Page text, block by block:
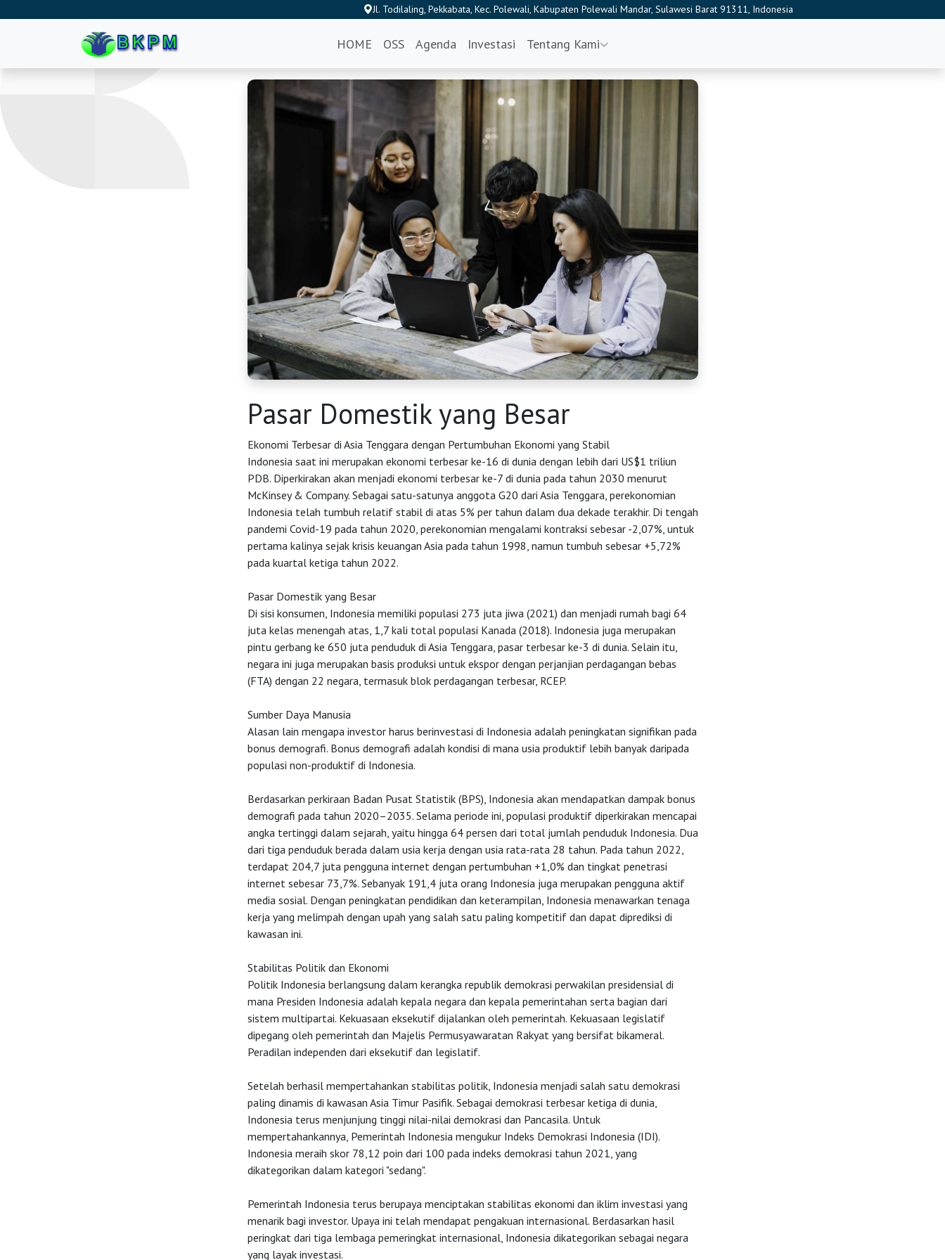
Jl. Todilaling, Pekkabata, Kec. Polewali, Kabupaten Polewali Mandar, Sulawesi Barat 91311, Indonesia
HOME OSS Agenda Investasi Tentang Kami
Pasar Domestik yang Besar
Ekonomi Terbesar di Asia Tenggara dengan Pertumbuhan Ekonomi yang Stabil
Indonesia saat ini merupakan ekonomi terbesar ke-16 di dunia dengan lebih dari US$1 triliun
PDB. Diperkirakan akan menjadi ekonomi terbesar ke-7 di dunia pada tahun 2030 menurut
McKinsey & Company. Sebagai satu-satunya anggota G20 dari Asia Tenggara, perekonomian
Indonesia telah tumbuh relatif stabil di atas 5% per tahun dalam dua dekade terakhir. Di tengah
pandemi Covid-19 pada tahun 2020, perekonomian mengalami kontraksi sebesar -2,07%, untuk
pertama kalinya sejak krisis keuangan Asia pada tahun 1998, namun tumbuh sebesar +5,72%
pada kuartal ketiga tahun 2022.
Pasar Domestik yang Besar
Di sisi konsumen, Indonesia memiliki populasi 273 juta jiwa (2021) dan menjadi rumah bagi 64
juta kelas menengah atas, 1,7 kali total populasi Kanada (2018). Indonesia juga merupakan
pintu gerbang ke 650 juta penduduk di Asia Tenggara, pasar terbesar ke-3 di dunia. Selain itu,
negara ini juga merupakan basis produksi untuk ekspor dengan perjanjian perdagangan bebas
(FTA) dengan 22 negara, termasuk blok perdagangan terbesar, RCEP.
Sumber Daya Manusia
Alasan lain mengapa investor harus berinvestasi di Indonesia adalah peningkatan signifikan pada
bonus demografi. Bonus demografi adalah kondisi di mana usia produktif lebih banyak daripada
populasi non-produktif di Indonesia.
Berdasarkan perkiraan Badan Pusat Statistik (BPS), Indonesia akan mendapatkan dampak bonus
demografi pada tahun 2020–2035. Selama periode ini, populasi produktif diperkirakan mencapai
angka tertinggi dalam sejarah, yaitu hingga 64 persen dari total jumlah penduduk Indonesia. Dua
dari tiga penduduk berada dalam usia kerja dengan usia rata-rata 28 tahun. Pada tahun 2022,
terdapat 204,7 juta pengguna internet dengan pertumbuhan +1,0% dan tingkat penetrasi
internet sebesar 73,7%. Sebanyak 191,4 juta orang Indonesia juga merupakan pengguna aktif
media sosial. Dengan peningkatan pendidikan dan keterampilan, Indonesia menawarkan tenaga
kerja yang melimpah dengan upah yang salah satu paling kompetitif dan dapat diprediksi di
kawasan ini.
Stabilitas Politik dan Ekonomi
Politik Indonesia berlangsung dalam kerangka republik demokrasi perwakilan presidensial di
mana Presiden Indonesia adalah kepala negara dan kepala pemerintahan serta bagian dari
sistem multipartai. Kekuasaan eksekutif dijalankan oleh pemerintah. Kekuasaan legislatif
dipegang oleh pemerintah dan Majelis Permusyawaratan Rakyat yang bersifat bikameral.
Peradilan independen dari eksekutif dan legislatif.
Setelah berhasil mempertahankan stabilitas politik, Indonesia menjadi salah satu demokrasi
paling dinamis di kawasan Asia Timur Pasifik. Sebagai demokrasi terbesar ketiga di dunia,
Indonesia terus menjunjung tinggi nilai-nilai demokrasi dan Pancasila. Untuk
mempertahankannya, Pemerintah Indonesia mengukur Indeks Demokrasi Indonesia (IDI).
Indonesia meraih skor 78,12 poin dari 100 pada indeks demokrasi tahun 2021, yang
dikategorikan dalam kategori "sedang".
Pemerintah Indonesia terus berupaya menciptakan stabilitas ekonomi dan iklim investasi yang
menarik bagi investor. Upaya ini telah mendapat pengakuan internasional. Berdasarkan hasil
peringkat dari tiga lembaga pemeringkat internasional, Indonesia dikategorikan sebagai negara
yang layak investasi.